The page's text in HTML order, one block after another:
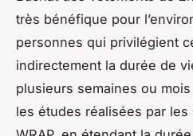
très bénéfique pour
personnes qui privilégient
indirectement la durée de
plusieurs semaines ou
les études réalisées par les